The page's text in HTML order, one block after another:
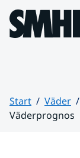
Hoppa till sidans
Start Väder
Väderprognos